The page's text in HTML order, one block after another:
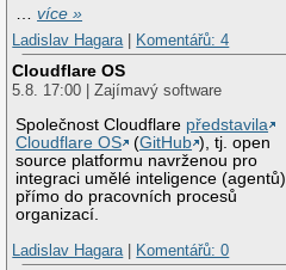
…více »
Ladislav Hagara
Komentářů: 4
Cloudflare OS
5.8. 17:00 | Zajímavý software
Společnost Cloudflare představila
Cloudflare OS
(GitHub ), tj. open
source platformu navrženou pro
integraci umělé inteligence (agentů)
přímo do pracovních procesů
organizací.
Ladislav Hagara
Komentářů: 0